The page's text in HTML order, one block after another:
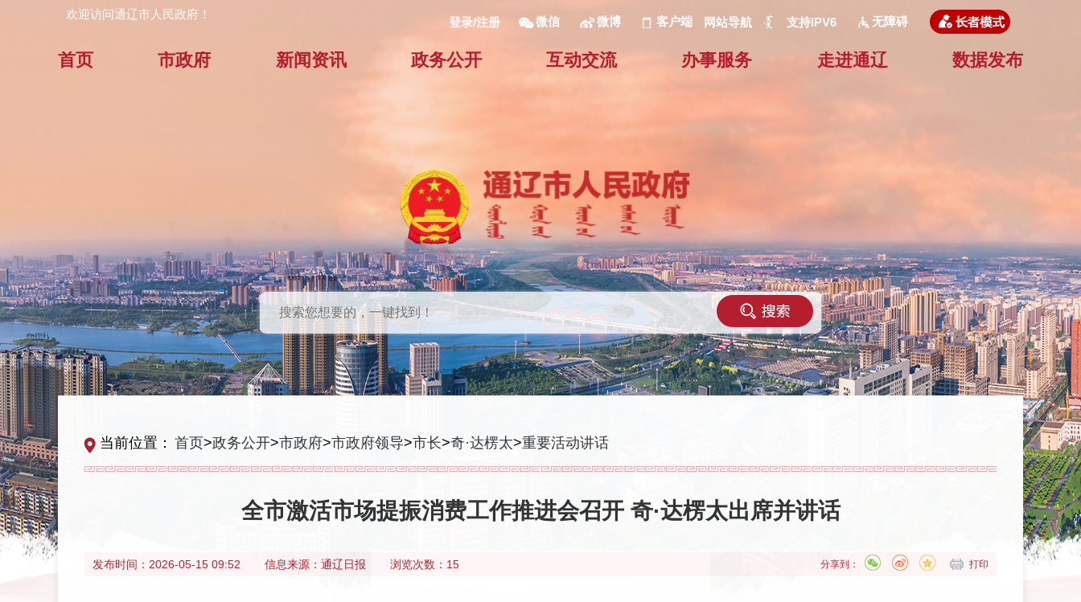
欢迎访问通辽市人民政府！
登录/注册 微信 微博 客户端 网站导航 支持IPV6 无障碍
首页 市政府 新闻资讯 政务公开 互动交流 办事服务 走进通辽 数据发布
当前位置： 首页>政务公开>市政府>市政府领导>市长>奇·达楞太>重要活动讲话
全市激活市场提振消费工作推进会召开 奇·达楞太出席并讲话
发布时间： 2026-05-15 09:52 信息来源： 通辽日报 浏览次数：15 打印
分享到：